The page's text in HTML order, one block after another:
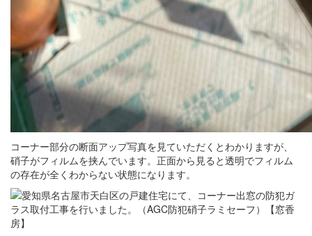
コーナー部分の断面アップ写真を見ていただくとわかりますが、
硝子がフィルムを挟んでいます。正面から見ると透明でフィルム
の存在が全くわからない状態になります。